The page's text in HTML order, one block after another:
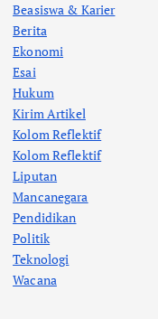
Beasiswa & Karier
Berita
Ekonomi
Esai
Hukum
Kirim Artikel
Kolom Reflektif
Kolom Reflektif
Liputan
Mancanegara
Pendidikan
Politik
Teknologi
Wacana